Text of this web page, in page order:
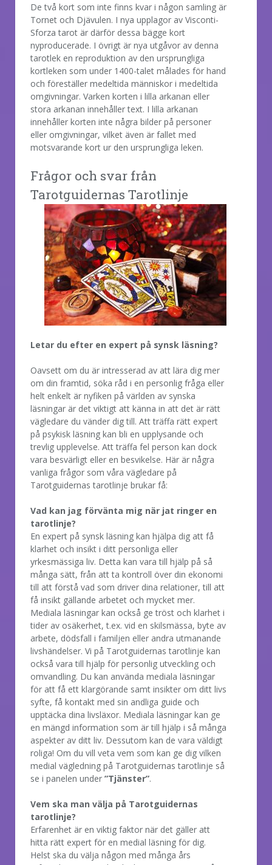
De två kort som inte finns kvar i någon samling är
Tornet och Djävulen. I nya upplagor av Visconti-
Sforza tarot är därför dessa bägge kort
nyproducerade. I övrigt är nya utgåvor av denna
tarotlek en reproduktion av den ursprungliga
kortleken som under 1400-talet målades för hand
och föreställer medeltida människor i medeltida
omgivningar. Varken korten i lilla arkanan eller
stora arkanan innehåller text. I lilla arkanan
innehåller korten inte några bilder på personer
eller omgivningar, vilket även är fallet med
motsvarande kort ur den ursprungliga leken.
Frågor och svar från
Tarotguidernas Tarotlinje
Letar du efter en expert på synsk läsning?
Oavsett om du är intresserad av att lära dig mer
om din framtid, söka råd i en personlig fråga eller
helt enkelt är nyfiken på världen av synska
läsningar är det viktigt att känna in att det är rätt
vägledare du vänder dig till. Att träffa rätt expert
på psykisk läsning kan bli en upplysande och
trevlig upplevelse. Att träffa fel person kan dock
vara besvärligt eller en besvikelse. Här är några
vanliga frågor som våra vägledare på
Tarotguidernas tarotlinje brukar få:
Vad kan jag förvänta mig när jat ringer en
tarotlinje?
En expert på synsk läsning kan hjälpa dig att få
klarhet och insikt i ditt personliga eller
yrkesmässiga liv. Detta kan vara till hjälp på så
många sätt, från att ta kontroll över din ekonomi
till att förstå vad som driver dina relationer, till att
få insikt gällande arbetet och mycket mer.
Mediala läsningar kan också ge tröst och klarhet i
tider av osäkerhet, t.ex. vid en skilsmässa, byte av
arbete, dödsfall i familjen eller andra utmanande
livshändelser. Vi på Tarotguidernas tarotlinje kan
också vara till hjälp för personlig utveckling och
omvandling. Du kan använda mediala läsningar
för att få ett klargörande samt insikter om ditt livs
syfte, få kontakt med sin andliga guide och
upptäcka dina livsläxor. Mediala läsningar kan ge
en mängd information som är till hjälp i så många
aspekter av ditt liv. Dessutom kan de vara väldigt
roliga! Om du vill veta vem som kan ge dig vilken
medial vägledning på Tarotguidernas tarotlinje så
se i panelen under ”Tjänster”.
Vem ska man välja på Tarotguidernas
tarotlinje?
Erfarenhet är en viktig faktor när det gäller att
hitta rätt expert för en medial läsning för dig.
Helst ska du välja någon med många års